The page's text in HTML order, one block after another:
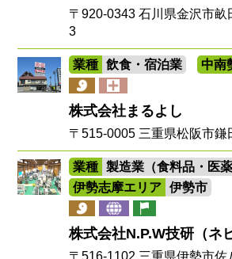
〒920-0343 石川県金沢市
3
業種 飲食・宿泊業 中南
株式会社まるよし
〒515-0005 三重県松阪市鎌
業種
製造業（食料品・医薬
伊勢志摩エリア
伊勢市
株式会社N.P.W技研（ネ
〒516-1102 三重県伊勢市佐